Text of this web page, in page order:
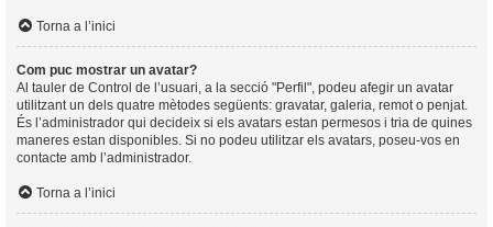
Torna a l’inici
Com puc mostrar un avatar?
Al tauler de Control de l’usuari, a la secció "Perfil", podeu afegir un avatar
utilitzant un dels quatre mètodes següents: gravatar, galeria, remot o penjat.
És l’administrador qui decideix si els avatars estan permesos i tria de quines
maneres estan disponibles. Si no podeu utilitzar els avatars, poseu-vos en
contacte amb l’administrador.
Torna a l’inici